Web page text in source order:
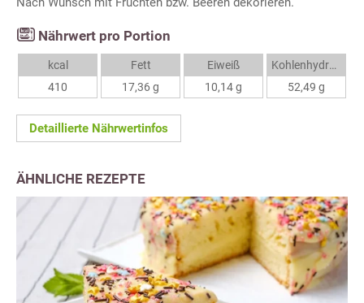
Nährwert pro Portion
kcal
410
Fett
17,36 g
Eiweiß
10,14 g
Kohlenhydrate
52,49 g
Detaillierte Nährwertinfos
ÄHNLICHE REZEPTE